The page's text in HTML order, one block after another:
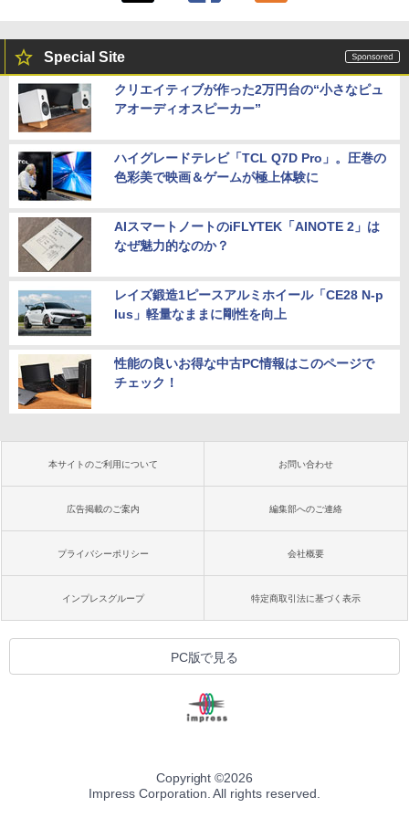
Special Site
クリエイティブが作った2万円台の“小さなピュ
アオーディオスピーカー”
ハイグレードテレビ「TCL Q7D Pro」。圧巻の
色彩美で映画＆ゲームが極上体験に
AIスマートノートのiFLYTEK「AINOTE 2」は
なぜ魅力的なのか？
レイズ鍛造1ピースアルミホイール「CE28 N-p
lus」軽量なままに剛性を向上
性能の良いお得な中古PC情報はこのページで
チェック！
本サイトのご利用について お問い合わせ
広告掲載のご案内 編集部へのご連絡
プライバシーポリシー 会社概要
インプレスグループ 特定商取引法に基づく表示
PC版で見る
Copyright ©2026
Impress Corporation. All rights reserved.